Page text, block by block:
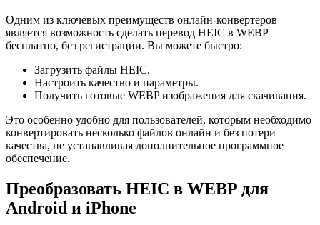
Одним из ключевых преимуществ онлайн-конвертеров
является возможность сделать перевод HEIC в WEBP
бесплатно, без регистрации. Вы можете быстро:
Загрузить файлы HEIC.
Настроить качество и параметры.
Получить готовые WEBP изображения для скачивания.
Это особенно удобно для пользователей, которым необходимо
конвертировать несколько файлов онлайн и без потери
качества, не устанавливая дополнительное программное
обеспечение.
Преобразовать HEIC в WEBP для
Android и iPhone